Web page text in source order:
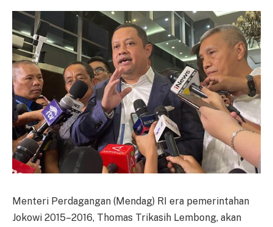
Menteri Perdagangan (Mendag) RI era pemerintahan
Jokowi 2015–2016, Thomas Trikasih Lembong, akan